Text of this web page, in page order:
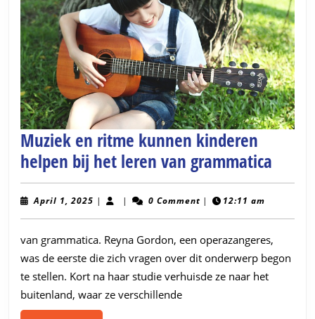
Muziek en ritme kunnen kinderen
helpen bij het leren van grammatica
en
April 1, 2025 April
| | 0 Comment | 12:11 am
van grammatica. Reyna Gordon, een operazangeres,
was de eerste die zich vragen over dit onderwerp begon
te stellen. Kort na haar studie verhuisde ze naar het
buitenland, waar ze verschillende